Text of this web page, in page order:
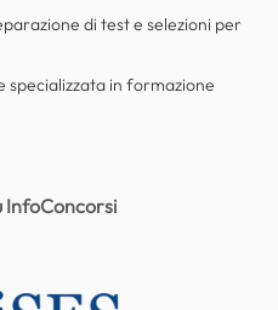
di test e selezioni per
specializzata in formazione
InfoConcorsi